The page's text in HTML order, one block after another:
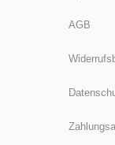
AGB